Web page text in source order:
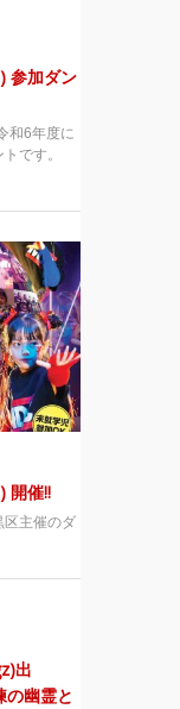
参加ダン
和6年度に
です。
開催!!
区主催のダ
出
幽霊と